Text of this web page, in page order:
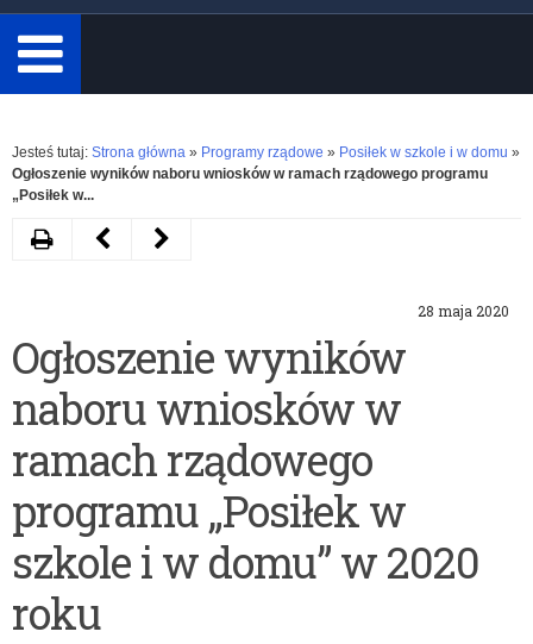
minimum
3
znaki.
Rozwiń
Jesteś tutaj: Strona główna » Programy rządowe » Posiłek w szkole i w domu »
Ogłoszenie wyników naboru wniosków w ramach rządowego programu
„Posiłek w...
28 maja 2020
Ogłoszenie wyników
naboru wniosków w
ramach rządowego
programu „Posiłek w
szkole i w domu” w 2020
roku
DrukujNastępny
z
wykorzystania
dotacji
w
ramach
modułu
Poprzedni
do
programu
rządowego
–
Posiłek
w